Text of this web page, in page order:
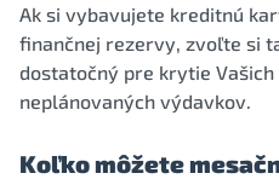
Ak si vybavujete kreditnú
finančnej rezervy, zvoľte si
dostatočný pre krytie
neplánovaných výdavkov.
Koľko môžete